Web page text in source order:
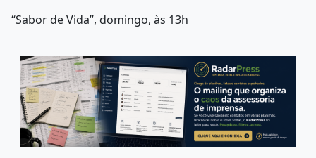
“Sabor de Vida”, domingo, às 13h